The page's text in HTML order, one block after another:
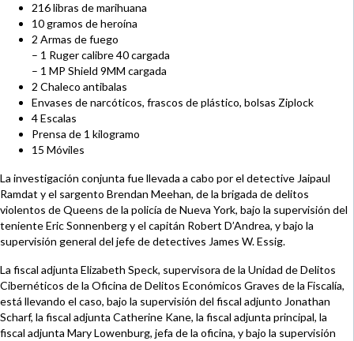
216 libras de marihuana
10 gramos de heroína
2 Armas de fuego
– 1 Ruger calibre 40 cargada
– 1 MP Shield 9MM cargada
2 Chaleco antibalas
Envases de narcóticos, frascos de plástico, bolsas Ziplock
4 Escalas
Prensa de 1 kilogramo
15 Móviles
La investigación conjunta fue llevada a cabo por el detective Jaipaul
Ramdat y el sargento Brendan Meehan, de la brigada de delitos
violentos de Queens de la policía de Nueva York, bajo la supervisión del
teniente Eric Sonnenberg y el capitán Robert D’Andrea, y bajo la
supervisión general del jefe de detectives James W. Essig.
La fiscal adjunta Elizabeth Speck, supervisora de la Unidad de Delitos
Cibernéticos de la Oficina de Delitos Económicos Graves de la Fiscalía,
está llevando el caso, bajo la supervisión del fiscal adjunto Jonathan
Scharf, la fiscal adjunta Catherine Kane, la fiscal adjunta principal, la
fiscal adjunta Mary Lowenburg, jefa de la oficina, y bajo la supervisión